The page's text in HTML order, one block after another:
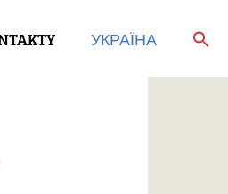
УКРАЇНА